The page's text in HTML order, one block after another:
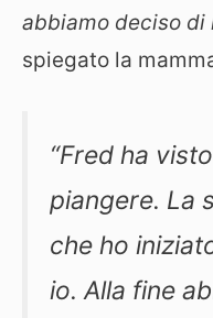
abbiamo deciso di
spiegato la
“Fred ha
piangere. La
che ho
io. Alla fine